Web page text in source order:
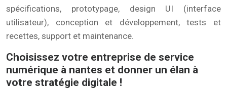
spécifications, prototypage, design UI (interface
utilisateur), conception et développement, tests et
recettes, support et maintenance.
Choisissez votre entreprise de service
numérique à nantes et donner un élan à
votre stratégie digitale !